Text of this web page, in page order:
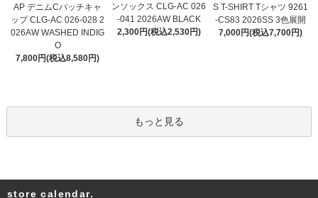
AP デニムCパッチキャ
ップ CLG-AC 026-028 2
026AW WASHED INDIG
O
7,800円(税込8,580円)
ンソックス CLG-AC 026
-041 2026AW BLACK
2,300円(税込2,530円)
S T-SHIRT Tシャツ 9261
-CS83 2026SS 3色展開
7,000円(税込7,700円)
もっと見る
store calendar.